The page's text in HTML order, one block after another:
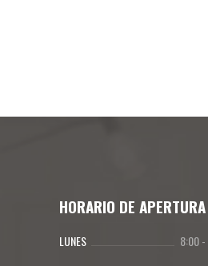
HORARIO DE APERTURA
LUNES 8:00-